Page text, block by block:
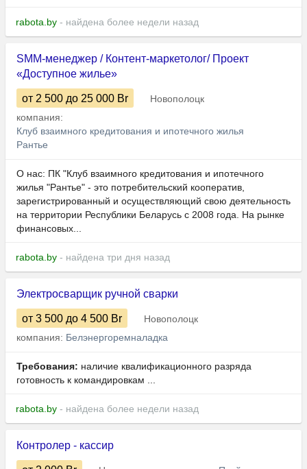
rabota.by - найдена более недели назад
SMM-менеджер / Контент-маркетолог/ Проект
«Доступное жилье»
от 2 500 до 25 000 Br
Новополоцк
компания:
Клуб взаимного кредитования и ипотечного жилья
Рантье
О нас: ПК "Клуб взаимного кредитования и ипотечного
жилья "Рантье" - это потребительский кооператив,
зарегистрированный и осуществляющий свою деятельность
на территории Республики Беларусь с 2008 года. На рынке
финансовых...
rabota.by - найдена три дня назад
Электросварщик ручной сварки
от 3 500 до 4 500 Br
Новополоцк
компания: Белэнергоремналадка
Требования: наличие квалификационного разряда
готовность к командировкам ...
rabota.by - найдена более недели назад
Контролер - кассир